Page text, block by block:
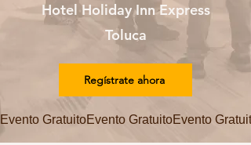
Hotel Holiday Inn Express
Toluca
Regístrate ahora